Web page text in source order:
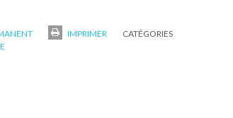
IMPRIMER
CATÉGORIES